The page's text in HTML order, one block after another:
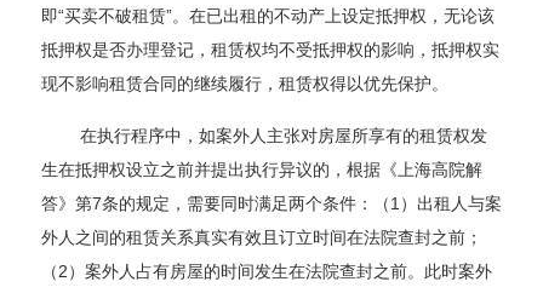
即“买卖不破租赁”。在已出租的不动产上设定抵押权，无论该
抵押权是否办理登记，租赁权均不受抵押权的影响，抵押权实
现不影响租赁合同的继续履行，租赁权得以优先保护。
在执行程序中，如案外人主张对房屋所享有的租赁权发
生在抵押权设立之前并提出执行异议的，根据《上海高院解
答》第7条的规定，需要同时满足两个条件：（1）出租人与案
外人之间的租赁关系真实有效且订立时间在法院查封之前；
（2）案外人占有房屋的时间发生在法院查封之前。此时案外